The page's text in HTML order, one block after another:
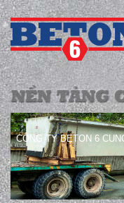
CÔNG TY BETON 6